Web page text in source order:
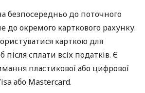
безпосередньо до поточного
до окремого карткового рахунку.
карткою для
після сплати всіх податків. Є
пластикової або цифрової
або Mastercard.